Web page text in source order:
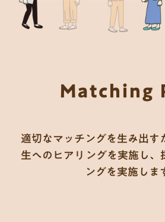
Matching
適切なマッチングを生み出す
生へのヒアリングを実施し、
ングを実施しま